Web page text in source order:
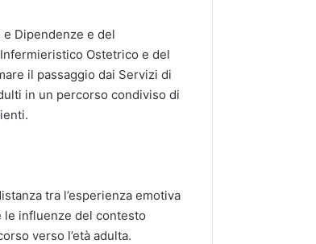
Dipendenze e del
Ostetrico e del
il passaggio dai Servizi di
in un percorso condiviso di
tra l’esperienza emotiva
le influenze del contesto
verso l’età adulta.